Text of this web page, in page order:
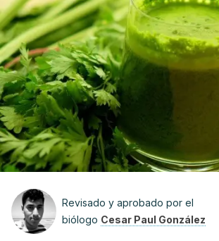
Revisado y aprobado por el
biólogo Cesar Paul González